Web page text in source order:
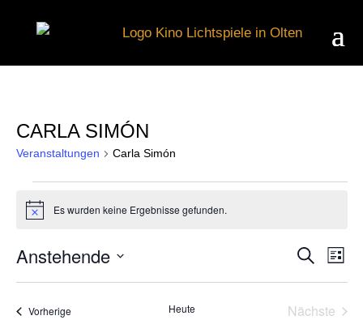
CARLA SIMÓN
Veranstaltungen Carla Simón
VERANSTALTUNGEN
HinweisEs wurden keine Ergebnisse gefunden.
Suche
Liste
Anstehende
Datum
VorherigeVeranstaltungen Heute
Nächste